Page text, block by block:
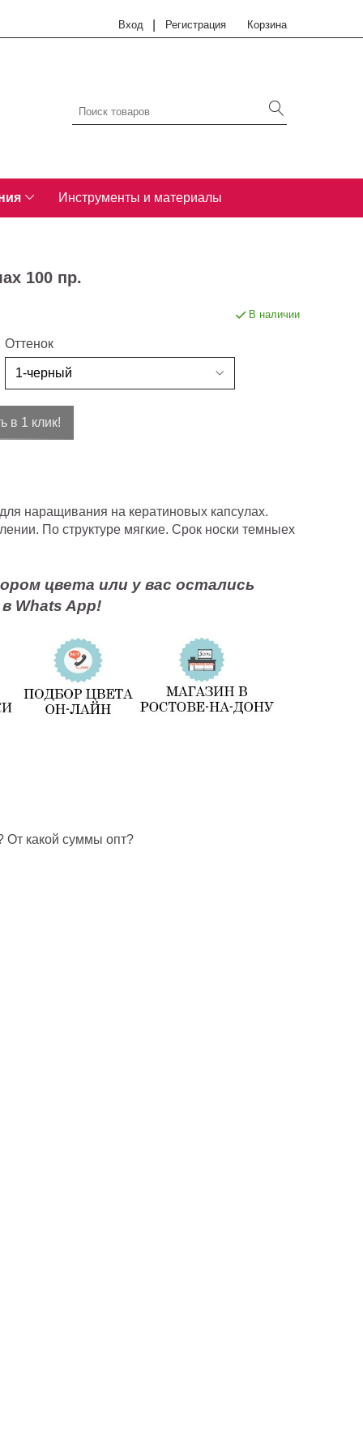
Вход Регистрация Корзина
Инструменты и материалы
100 пр.
В наличии
Оттенок
в 1 клик!
наращивания на кератиновых капсулах.
По структуре мягкие. Срок носки темныех
цвета или у вас остались
Whats App!
От какой суммы опт?